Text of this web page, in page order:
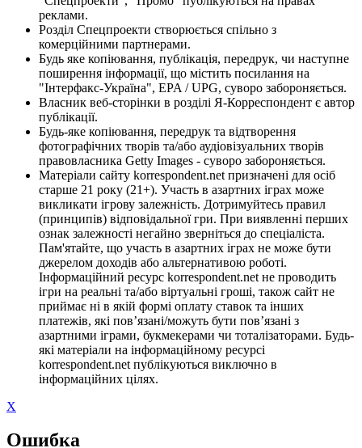
реклами.
Розділ Спецпроекти створюється спільно з
комерційними партнерами.
Будь яке копіювання, публікація, передрук, чи наступне
поширення інформації, що містить посилання на
"Інтерфакс-Україна", EPA / UPG, суворо забороняється.
Власник веб-сторінки в розділі Я-Корреспондент є автор
публікації.
Будь-яке копіювання, передрук та відтворення
фотографічних творів та/або аудіовізуальних творів
правовласника Getty Images - суворо забороняється.
Матеріали сайту korrespondent.net призначені для осіб
старше 21 року (21+). Участь в азартних іграх може
викликати ігрову залежність. Дотримуйтесь правил
(принципів) відповідальної гри. При виявленні перших
ознак залежності негайно зверніться до спеціаліста.
Пам'ятайте, що участь в азартних іграх не може бути
джерелом доходів або альтернативою роботі.
Інформаційний ресурс korrespondent.net не проводить
ігри на реальні та/або віртуальні гроші, також сайт не
приймає ні в якій формі оплату ставок та інших
платежів, які пов’язані/можуть бути пов’язані з
азартними іграми, букмекерами чи тоталізаторами. Будь-
які матеріали на інформаційному ресурсі
korrespondent.net публікуються виключно в
інформаційних цілях.
X
Ошибка